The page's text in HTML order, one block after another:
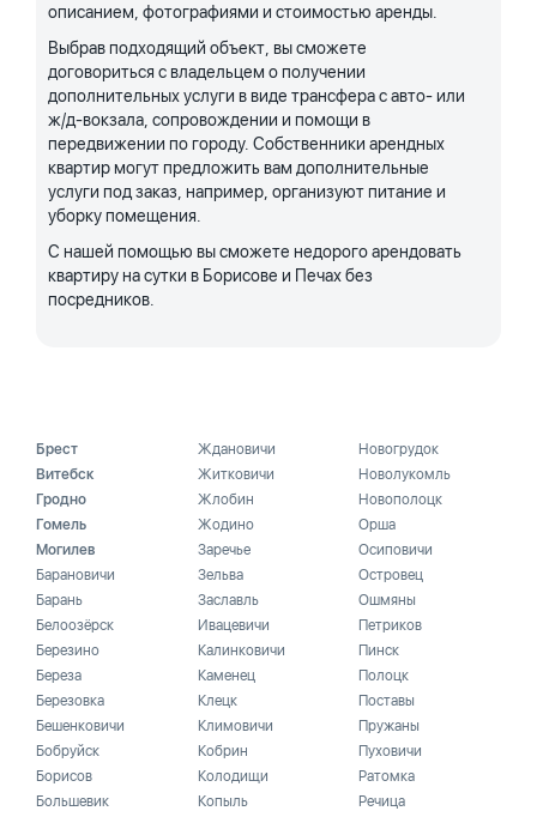
описанием, фотографиями и стоимостью аренды.
Выбрав подходящий объект, вы сможете
договориться с владельцем о получении
дополнительных услуги в виде трансфера с авто- или
ж/д-вокзала, сопровождении и помощи в
передвижении по городу. Собственники арендных
квартир могут предложить вам дополнительные
услуги под заказ, например, организуют питание и
уборку помещения.
С нашей помощью вы сможете недорого арендовать
квартиру на сутки в Борисове и Печах без
посредников.
Брест
Витебск
Гродно
Гомель
Могилев
Барановичи
Барань
Белоозёрск
Березино
Береза
Березовка
Бешенковичи
Бобруйск
Борисов
Большевик
Ждановичи
Житковичи
Жлобин
Жодино
Заречье
Зельва
Заславль
Ивацевичи
Калинковичи
Каменец
Клецк
Климовичи
Кобрин
Колодищи
Копыль
Новогрудок
Новолукомль
Новополоцк
Орша
Осиповичи
Островец
Ошмяны
Петриков
Пинск
Полоцк
Поставы
Пружаны
Пуховичи
Ратомка
Речица